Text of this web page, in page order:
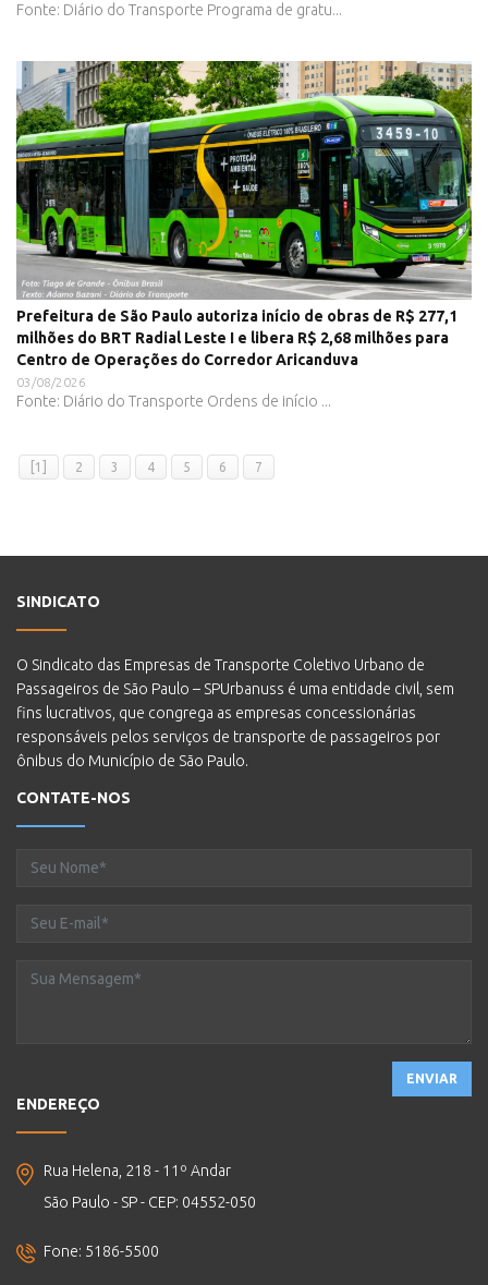
Fonte: Diário do Transporte Programa de gratu...
Prefeitura de São Paulo autoriza início de obras de R$ 277,1
milhões do BRT Radial Leste I e libera R$ 2,68 milhões para
Centro de Operações do Corredor Aricanduva
03/08/2026
Fonte: Diário do Transporte Ordens de início ...
[1] 2 3 4 5 6 7
SINDICATO
O Sindicato das Empresas de Transporte Coletivo Urbano de
Passageiros de São Paulo – SPUrbanuss é uma entidade civil, sem
fins lucrativos, que congrega as empresas concessionárias
responsáveis pelos serviços de transporte de passageiros por
ônibus do Município de São Paulo.
CONTATE-NOS
ENVIAR
ENDEREÇO
Rua Helena, 218 - 11º Andar
São Paulo - SP - CEP: 04552-050
Fone: 5186-5500